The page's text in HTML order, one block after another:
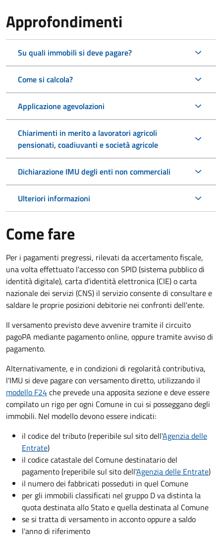
Approfondimenti
Su quali immobili si deve pagare?
Come si calcola?
Applicazione agevolazioni
Chiarimenti in merito a lavoratori agricoli
pensionati, coadiuvanti e società agricole
Dichiarazione IMU degli enti non commerciali
Ulteriori informazioni
Come fare
Per i pagamenti pregressi, rilevati da accertamento fiscale,
una volta effettuato l'accesso con SPID (sistema pubblico di
identità digitale), carta d’identità elettronica (CIE) o carta
nazionale dei servizi (CNS) il servizio consente di consultare e
saldare le proprie posizioni debitorie nei confronti dell'ente.
Il versamento previsto deve avvenire tramite il circuito
pagoPA mediante pagamento online, oppure tramite avviso di
pagamento.
Alternativamente, e in condizioni di regolarità contributiva,
l'IMU si deve pagarecon versamento diretto, utilizzando il
modello F24che prevede una apposita sezione e deve essere
compilato un rigo per ogni Comune in cui si posseggano degli
immobili. Nel modello devono essere indicati:
il codice del tributo(reperibile sul sito dell'Agenzia delle
Entrate)
il codice catastale del Comunedestinatario del
pagamento (reperibile sul sito dell'Agenzia delle Entrate)
il numero dei fabbricati posseduti in quel Comune
per gli immobili classificati nel gruppo D va distinta la
quota destinata allo Stato e quella destinata al Comune
se si tratta di versamento in acconto oppure a saldo
l'anno di riferimento